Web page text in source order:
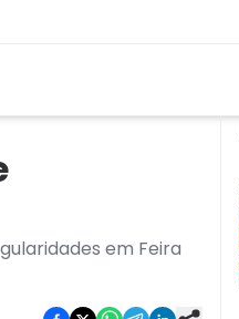
em Feira